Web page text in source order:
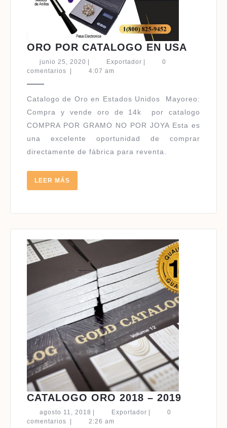
ORO POR CATALOGO EN USA
USA
junio 25, 2020 junio
25,
ExportadorExportador
0
comentarios
4:07 am
Catalogo de Oro en Estados Unidos ​Mayoreo:
Compra y vende oro de 14k por catalogo
COMPRA POR GRAMO NO POR JOYA Esta es
una excelente oportunidad de comprar
directamente de fábrica para reventa.
LEER MÁS
MÁS
CATALOGO ORO 2018 – 2019
agosto 11, 2018 agosto
11,
ExportadorExportador
0
comentarios
2:26 am